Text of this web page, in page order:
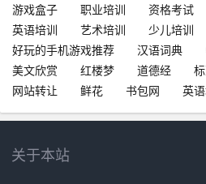
游戏盒子
职业培训 资格考试
英语培训
艺术培训 少儿培训
好玩的手机游戏推荐
汉语词典
美文欣赏
红楼梦 道德经
网站转让
鲜花 书包网 英
关于本站